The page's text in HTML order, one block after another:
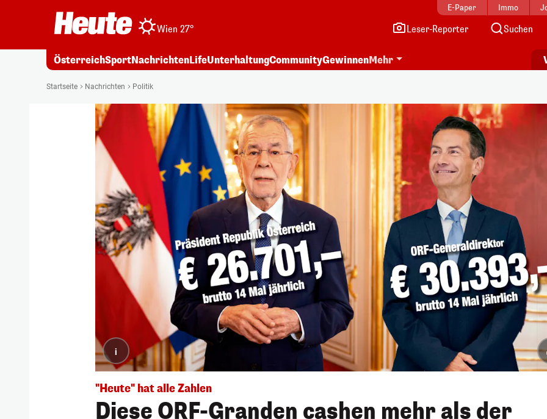
E-Paper Immo
Wien 27° Leser-Reporter Suchen
ÖsterreichSportNachrichtenLifeUnterhaltungCommunityGewinnenMehr
Startseite Nachrichten Politik
i
"Heute" hat alle Zahlen
Diese ORF-Granden cashen mehr als der